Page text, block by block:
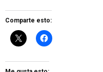
Comparte esto: